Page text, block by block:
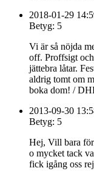
2018-01-29
Betyg: 5
Vi är så nöjda
off. Proffsigt
jättebra låtar.
aldrig tomt om
boka dom! /
2013-09-30
Betyg: 5
Hej, Vill bara
o mycket tack
fick igång oss